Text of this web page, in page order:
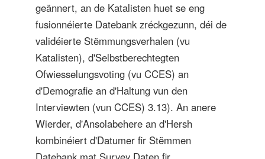
geännert, an de Katalisten huet se eng
fusionnéierte Datebank zréckgezunn, déi de
validéierte Stëmmungsverhalen (vu
Katalisten), d'Selbstberechtegten
Ofwiesselungsvoting (vu CCES) an
d'Demografie an d'Haltung vun den
Interviewten (vun CCES) 3.13). An anere
Wierder, d'Ansolabehere an d'Hersh
kombinéiert d'Datumer fir Stëmmen